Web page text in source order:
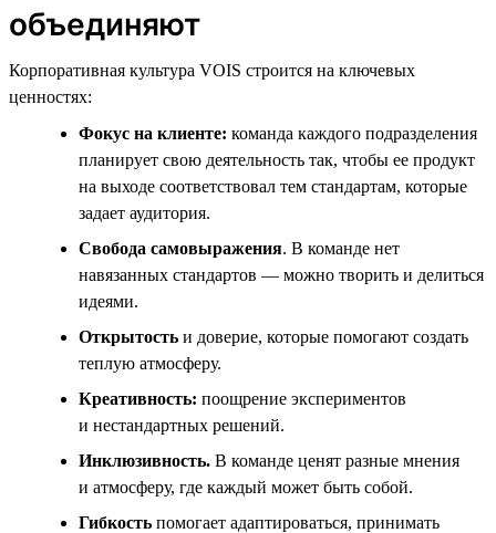
объединяют
Корпоративная культура VOIS строится на ключевых
ценностях:
Фокус на клиенте: команда каждого подразделения
планирует свою деятельность так, чтобы ее продукт
на выходе соответствовал тем стандартам, которые
задает аудитория.
Свобода самовыражения. В команде нет
навязанных стандартов — можно творить и делиться
идеями.
Открытость и доверие, которые помогают создать
теплую атмосферу.
Креативность: поощрение экспериментов
и нестандартных решений.
Инклюзивность. В команде ценят разные мнения
и атмосферу, где каждый может быть собой.
Гибкость помогает адаптироваться, принимать